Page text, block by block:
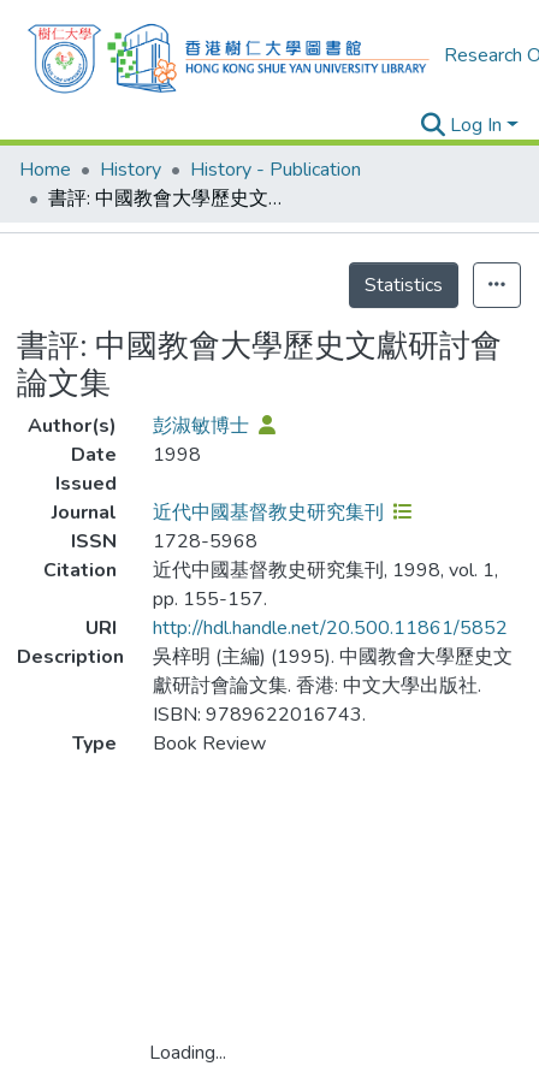
Research
Log In
Home
History
History - Publication
書評: 中國教會大學歷史文獻研討會論文集
Statistics
書評: 中國教會大學歷史文獻研討會
論文集
Author(s)
彭淑敏博士
Date
Issued
1998
Journal
近代中國基督教史研究集刊
ISSN
1728-5968
Citation
近代中國基督教史研究集刊, 1998, vol. 1,
pp. 155-157.
URI
http://hdl.handle.net/20.500.11861/5852
Description
吳梓明 (主編) (1995). 中國教會大學歷史文
獻研討會論文集. 香港: 中文大學出版社.
ISBN: 9789622016743.
Type
Book Review
Loading...